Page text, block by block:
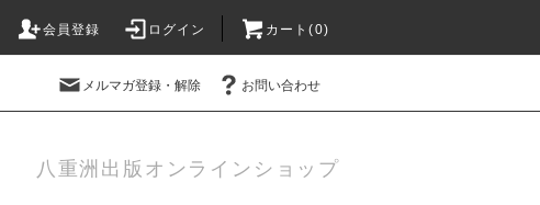
会員登録 ログイン カート(0)
メルマガ登録・解除 お問い合わせ
八重洲出版オンラインショップ